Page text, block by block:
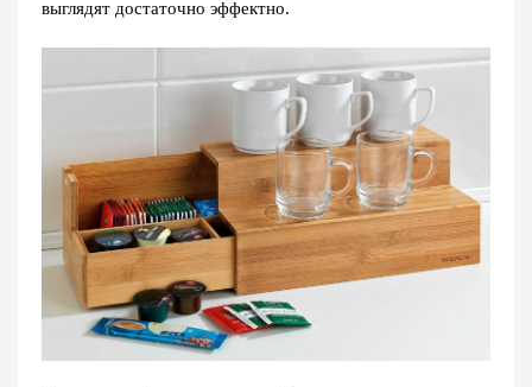
выглядят достаточно эффектно.